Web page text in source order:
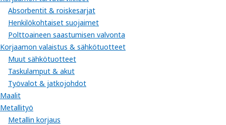
Absorbentit & roiskesarjat
Henkilökohtaiset suojaimet
Polttoaineen saastumisen valvonta
Korjaamon valaistus & sähkötuotteet
Muut sähkötuotteet
Taskulamput & akut
Työvalot & jatkojohdot
Maalit
Metallityö
Metallin korjaus